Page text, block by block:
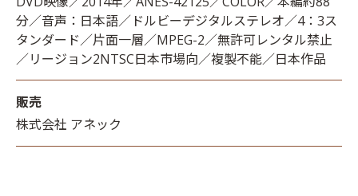
分／音声：日本語／ドルビーデジタルステレオ／4：3ス
タンダード／片面一層／MPEG-2／無許可レンタル禁止
／リージョン2NTSC日本市場向／複製不能／日本作品
販売
株式会社 アネック